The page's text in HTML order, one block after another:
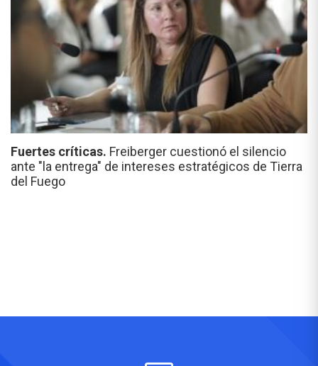
Fuertes críticas. Freiberger cuestionó el silencio
ante "la entrega" de intereses estratégicos de Tierra
del Fuego